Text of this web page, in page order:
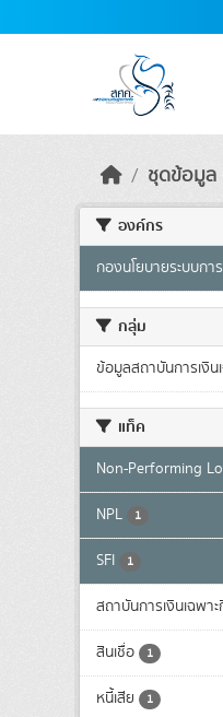
ชุดข้อมูล
องค์กร
กองนโยบายระบบกา
กลุ่ม
ข้อมูลสถาบันการเงิน
แท็ค
Non-Performing
NPL 1
SFI 1
สถาบันการเงินเฉพา
สินเชื่อ 1
หนี้เสีย 1